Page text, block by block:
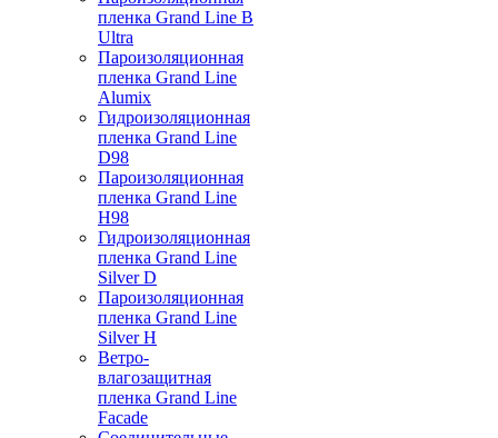
пленка Grand Line B
Ultra
Пароизоляционная
пленка Grand Line
Alumix
Гидроизоляционная
пленка Grand Line
D98
Пароизоляционная
пленка Grand Line
H98
Гидроизоляционная
пленка Grand Line
Silver D
Пароизоляционная
пленка Grand Line
Silver H
Ветро-
влагозащитная
пленка Grand Line
Facade